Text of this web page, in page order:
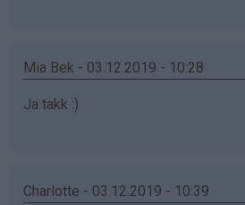
Mia Bek - 03.12.2019 - 10:28
Ja takk :)
Charlotte - 03.12.2019 - 10:39